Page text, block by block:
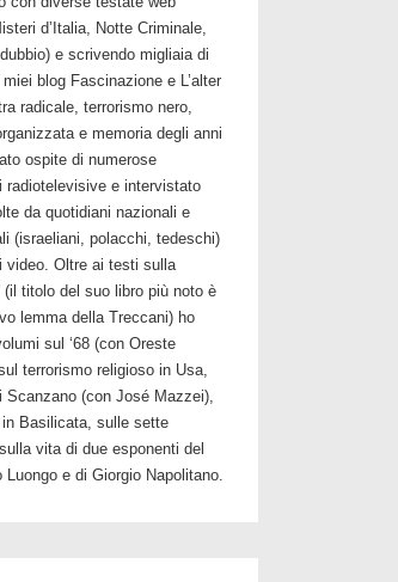
d’Italia, Notte Criminale,
e scrivendo migliaia di
blog Fascinazione e L’alter
radicale, terrorismo nero,
e memoria degli anni
ospite di numerose
radiotelevisive e intervistato
da quotidiani nazionali e
(israeliani, polacchi, tedeschi)
video. Oltre ai testi sulla
(il titolo del suo libro più noto è
lemma della Treccani) ho
sul ‘68 (con Oreste
terrorismo religioso in Usa,
Scanzano (con José Mazzei),
Basilicata, sulle sette
vita di due esponenti del
Luongo e di Giorgio Napolitano.